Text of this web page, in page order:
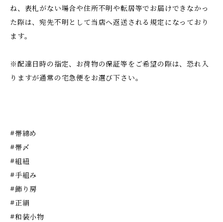
ね、表札がない場合や住所不明や転居等でお届けできなかっ
た際は、宛先不明として当店へ返送される規定になっており
ます。
※配達日時の指定、お荷物の保証等をご希望の際は、恐れ入
りますが通常の宅急便をお選び下さい。
#帯締め
#帯〆
#組紐
#手組み
#飾り房
#正絹
#和装小物